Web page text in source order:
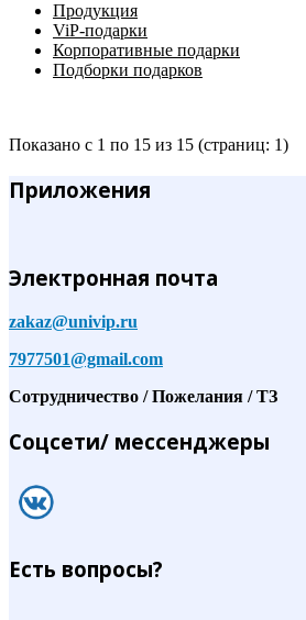
Продукция
ViP-подарки
Корпоративные подарки
Подборки подарков
Показано с 1 по 15 из 15 (страниц: 1)
Приложения
Электронная почта
zakaz@univip.ru
7977501@gmail.com
Сотрудничество / Пожелания / ТЗ
Соцсети/ мессенджеры
Есть вопросы?